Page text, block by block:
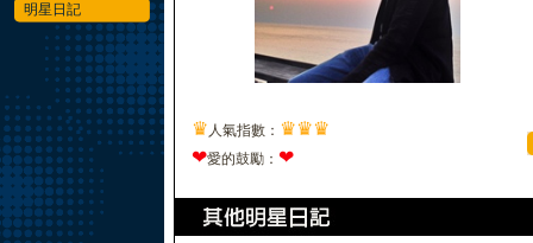
明星日記
♛ 人氣指數： ♛♛♛
❤愛的鼓勵： ❤